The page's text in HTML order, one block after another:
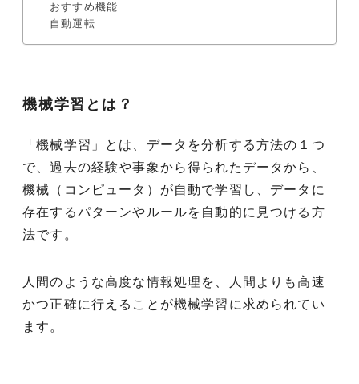
おすすめ機能
自動運転
機械学習とは？
「機械学習」とは、データを分析する方法の１つ
で、過去の経験や事象から得られたデータから、
機械（コンピュータ）が自動で学習し、データに
存在するパターンやルールを自動的に見つける方
法です。
人間のような高度な情報処理を、人間よりも高速
かつ正確に行えることが機械学習に求められてい
ます。